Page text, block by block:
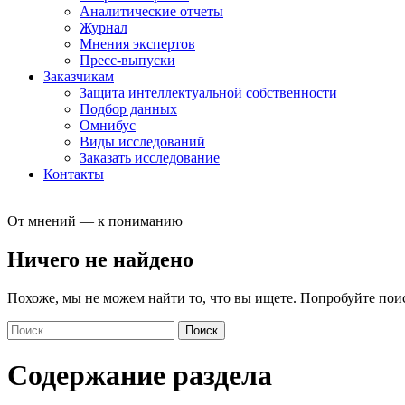
Аналитические отчеты
Журнал
Мнения экспертов
Пресс-выпуски
Заказчикам
Защита интеллектуальной собственности
Подбор данных
Омнибус
Виды исследований
Заказать исследование
Контакты
От мнений — к пониманию
Ничего не найдено
Похоже, мы не можем найти то, что вы ищете. Попробуйте
Найти:
Содержание раздела